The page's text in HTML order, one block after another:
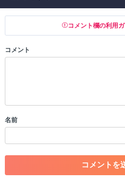
コメント欄の利用
以下の書き込みを禁止とし、場合によっ
・一度削除された投稿を再び投稿す
・アカウントの売買など金銭が絡
・各ゲームのネタバレを含む内容
・その他、管理者が不適切と判断し
コメント
名前